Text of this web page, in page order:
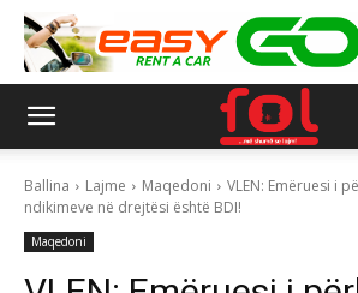
Ballina Lajme Maqedoni
VLEN: Emëruesi i
ndikimeve në drejtësi është BDI!
Maqedoni